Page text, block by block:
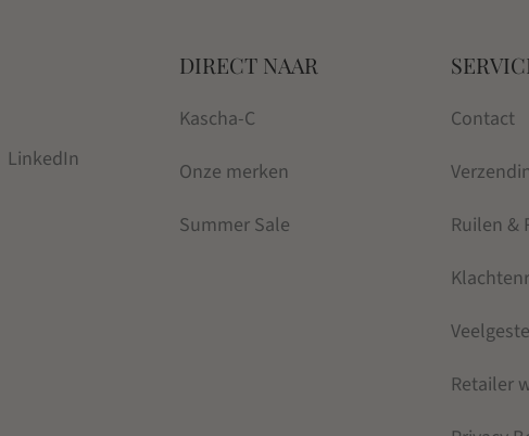
LinkedIn
DIRECT NAAR
Kascha-C
Onze merken
Summer Sale
Contact
Ruilen &
Retailer